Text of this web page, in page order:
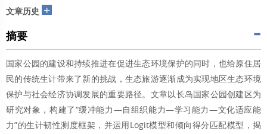
文章历史 +
摘要
国家公园的建设和持续推进在促进生态环境保护的同时，也给原住居
民的传统生计带来了新的挑战，生态旅游逐渐成为实现地区生态环境
保护与社会经济协调发展的重要路径。文章以长岛国家公园创建区为
研究对象，构建了“缓冲能力—自组织能力—学习能力—文化适应能
力”的生计韧性测度框架，并运用Logit模型和倾向得分匹配模型，揭